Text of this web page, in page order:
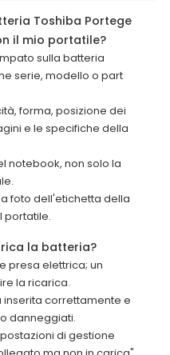
Toshiba Portege
il mio portatile?
sulla batteria
serie, modello o part
forma, posizione dei
e le specifiche della
notebook, non solo la
foto dell'etichetta della
portatile.
la batteria?
presa elettrica; un
la ricarica.
correttamente e
danneggiati.
di gestione